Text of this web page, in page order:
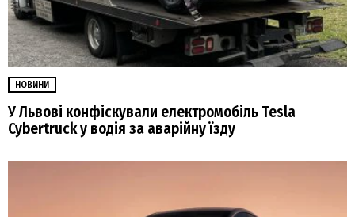
НОВИНИ
У Львові конфіскували електромобіль Tesla
Cybertruck у водія за аварійну їзду